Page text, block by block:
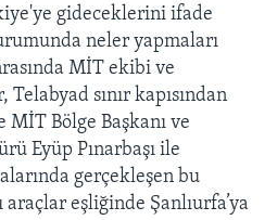
gideceklerini ifade
neler yapmaları
MİT ekibi ve
sınır kapısından
Bölge Başkanı ve
Eyüp Pınarbaşı ile
gerçekleşen bu
araçlar eşliğinde Şanlıurfa’ya